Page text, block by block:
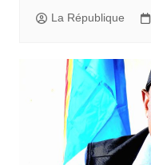
La République